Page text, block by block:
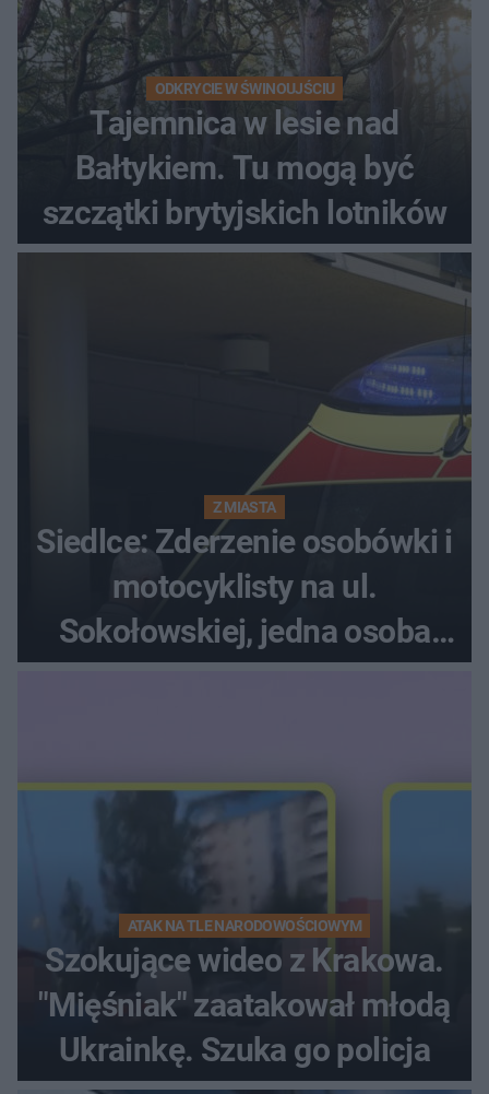
ODKRYCIE W ŚWINOUJŚCIU
Tajemnica w lesie nad
Bałtykiem. Tu mogą być
szczątki brytyjskich lotników
Z MIASTA
Siedlce: Zderzenie osobówki i
motocyklisty na ul.
Sokołowskiej, jedna osoba
ranna!
ATAK NA TLE NARODOWOŚCIOWYM
Szokujące wideo z Krakowa.
"Mięśniak" zaatakował młodą
Ukrainkę. Szuka go policja